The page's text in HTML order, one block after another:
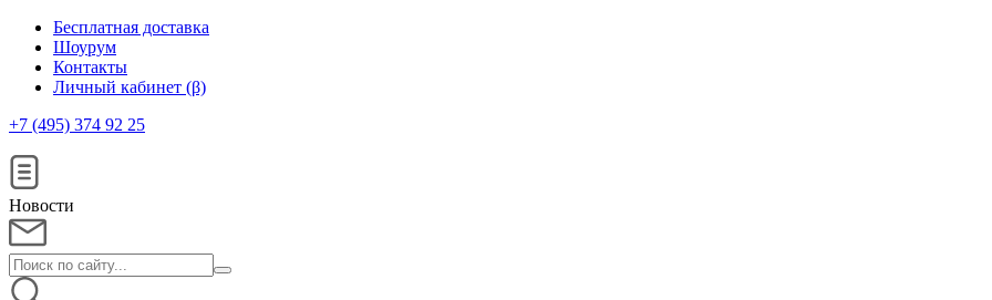
Бесплатная доставка
Шоурум
Контакты
Личный кабинет (β)
+7 (495) 374 92 25
Новости